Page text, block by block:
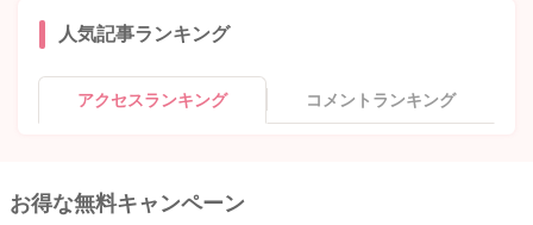
人気記事ランキング
アクセスランキング コメントランキング
お得な無料キャンペーン